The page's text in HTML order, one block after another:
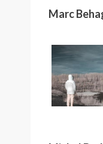
Marc